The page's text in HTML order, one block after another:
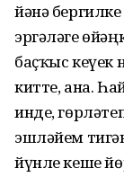
йәнә
эргәләге
баҫҡыс кеүек
китте, ана.
инде,
эшләйем
йүнле кеше